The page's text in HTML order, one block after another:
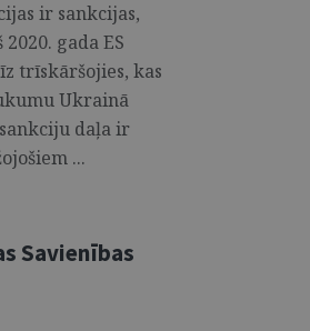
ir sankcijas,
gada ES
trīskāršojies, kas
Ukrainā
daļa ir
...
Savienības